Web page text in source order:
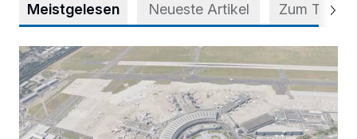
Meistgelesen Neueste Artikel Zum Thema
Vorsicht bei dubiosen „Park & Fly“-Anbietern